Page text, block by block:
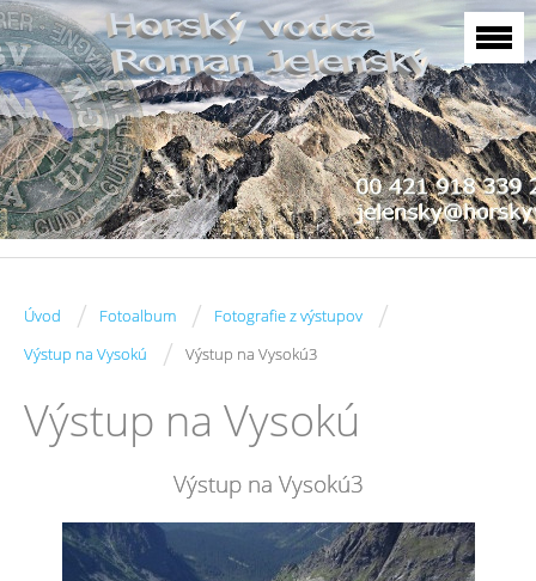
Úvod / Fotoalbum / Fotografie z výstupov /
Výstup na Vysokú / Výstup na Vysokú3
Výstup na Vysokú
Výstup na Vysokú3